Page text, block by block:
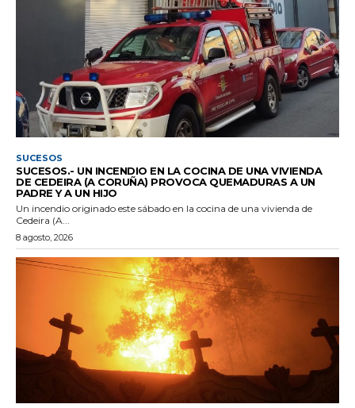
SUCESOS
SUCESOS.- UN INCENDIO EN LA COCINA DE UNA VIVIENDA
DE CEDEIRA (A CORUÑA) PROVOCA QUEMADURAS A UN
PADRE Y A UN HIJO
Un incendio originado este sábado en la cocina de una vivienda de
Cedeira (A...
8 agosto, 2026